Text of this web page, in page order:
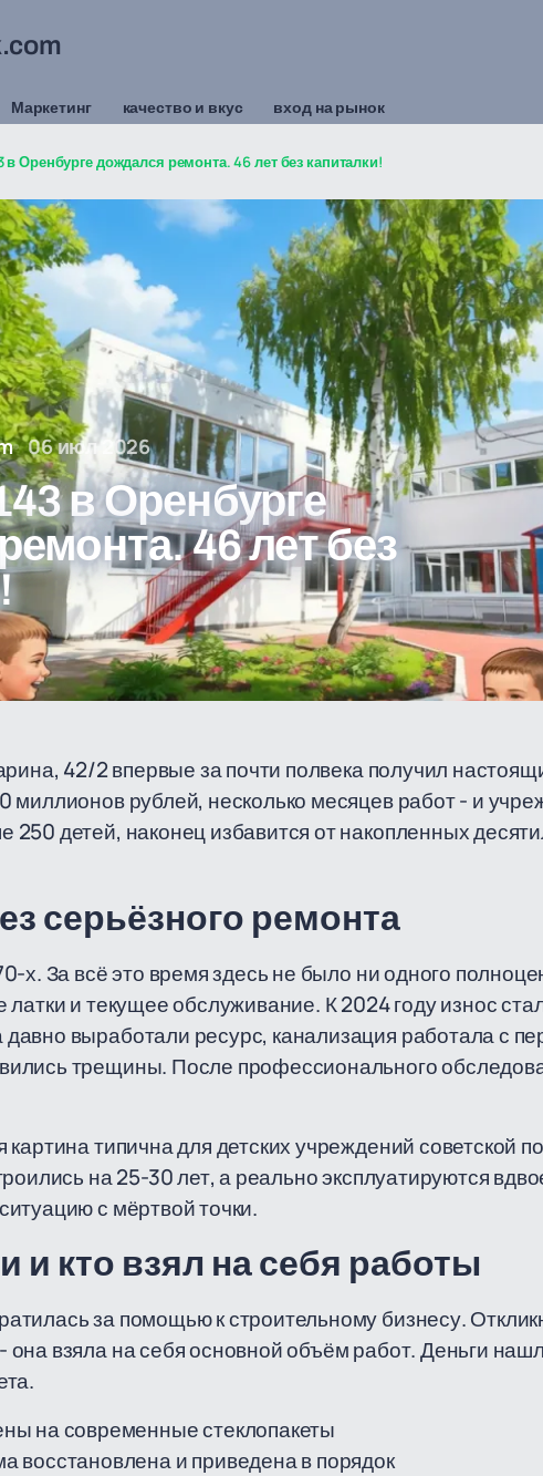
Маркетинг качество и вкус вход на рынок
Оренбурге дождался ремонта. 46 лет без капиталки!
06 июл 2026
в Оренбурге
46 лет без
42/2 впервые за почти полвека получил
миллионов рублей, несколько месяцев работ - и
250 детей, наконец избавится от накопленных
серьёзного ремонта
х. За всё это время здесь не было ни одного
и текущее обслуживание. К 2024 году износ
выработали ресурс, канализация работала с
трещины. После профессионального
типична для детских учреждений советской
на 25-30 лет, а реально эксплуатируются
с мёртвой точки.
и кто взял на себя работы
за помощью к строительному бизнесу.
взяла на себя основной объём работ. Деньги
на современные стеклопакеты
восстановлена и приведена в порядок